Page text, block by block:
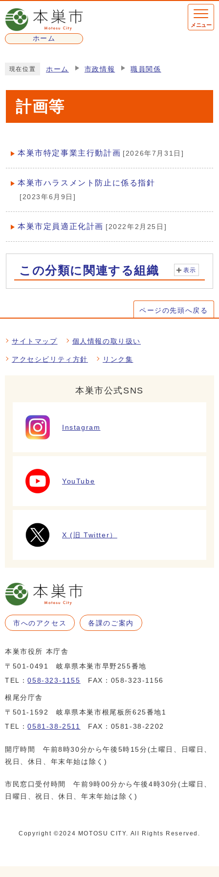
ページの先頭です
ホーム
メニュー
現在位置 ホーム 市政情報 職員関係
計画等
メインメニュー
本巣市特定事業主行動計画 [2026年7月31日]
本巣市ハラスメント防止に係る指針
[2023年6月9日]
本巣市定員適正化計画 [2022年2月25日]
この分類に関連する組織 表示
ページの先頭へ戻る
サイトマップ 個人情報の取り扱い
アクセシビリティ方針 リンク集
本巣市公式SNS
Instagram
YouTube
X (旧 Twitter）
市へのアクセス 各課のご案内
本巣市役所 本庁舎
〒501-0491 岐阜県本巣市早野255番地
TEL：058-323-1155 FAX：058-323-1156
根尾分庁舎
〒501-1592 岐阜県本巣市根尾板所625番地1
TEL：0581-38-2511 FAX：0581-38-2202
開庁時間 午前8時30分から午後5時15分(土曜日、日曜日、
祝日、休日、年末年始は除く)
市民窓口受付時間 午前9時00分から午後4時30分(土曜日、
日曜日、祝日、休日、年末年始は除く)
Copyright ©️2024 MOTOSU CITY. All Rights Reserved.